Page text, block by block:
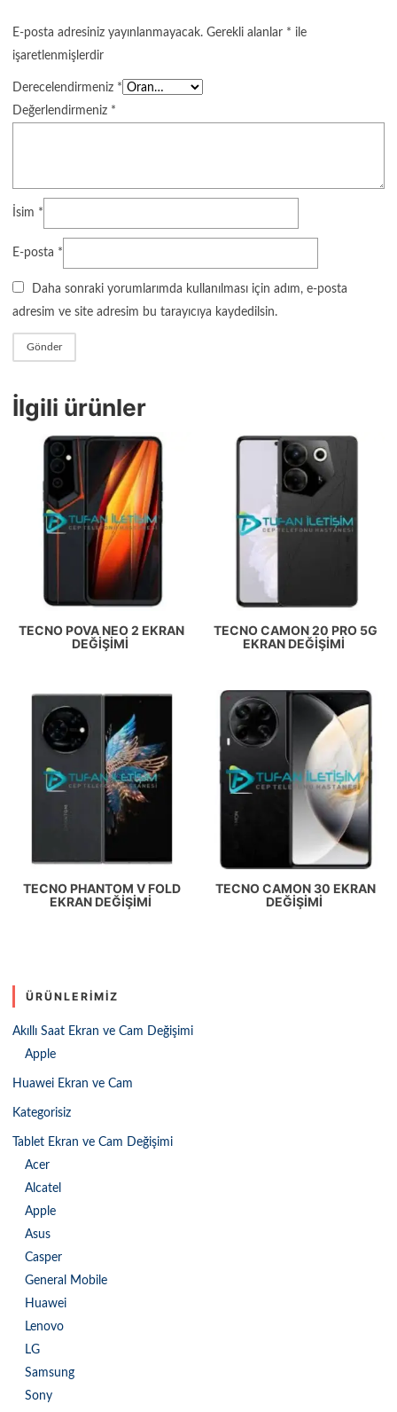
E-posta adresiniz yayınlanmayacak. Gerekli alanlar * ile
işaretlenmişlerdir
Derecelendirmeniz *
Değerlendirmeniz *
İsim *
E-posta *
Daha sonraki yorumlarımda kullanılması için adım, e-posta
adresim ve site adresim bu tarayıcıya kaydedilsin.
İlgili ürünler
TECNO POVA NEO 2 EKRAN
DEĞIŞIMI
TECNO CAMON 20 PRO 5G
EKRAN DEĞIŞIMI
TECNO PHANTOM V FOLD
EKRAN DEĞIŞIMI
TECNO CAMON 30 EKRAN
DEĞIŞIMI
ÜRÜNLERIMIZ
Akıllı Saat Ekran ve Cam Değişimi
Apple
Huawei Ekran ve Cam
Kategorisiz
Tablet Ekran ve Cam Değişimi
Acer
Alcatel
Apple
Asus
Casper
General Mobile
Huawei
Lenovo
LG
Samsung
Sony